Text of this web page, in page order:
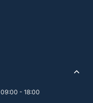
09:00 - 18:00